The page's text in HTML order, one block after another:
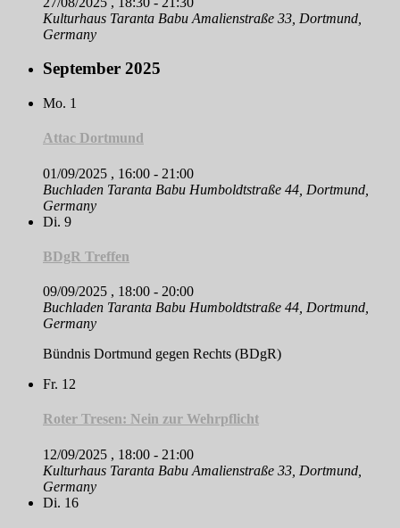
Kulturhaus Taranta Babu Amalienstraße 33, Dortmund,
Germany
September 2025
Mo. 1
Attac Dortmund
01/09/2025 , 16:00 - 21:00
Buchladen Taranta Babu Humboldtstraße 44, Dortmund,
Germany
Di. 9
BDgR Treffen
09/09/2025 , 18:00 - 20:00
Buchladen Taranta Babu Humboldtstraße 44, Dortmund,
Germany
Bündnis Dortmund gegen Rechts (BDgR)
Fr. 12
Roter Tresen: Nein zur Wehrpflicht
12/09/2025 , 18:00 - 21:00
Kulturhaus Taranta Babu Amalienstraße 33, Dortmund,
Germany
Di. 16